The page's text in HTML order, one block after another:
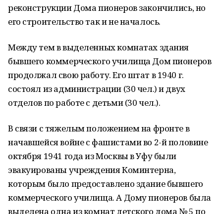
реконструкции Дома пионеров закончились, но
его строительство так и не началось.
Между тем в выделенных комнатах здания
бывшего коммерческого училища Дом пионеров
продолжал свою работу. Его штат в 1940 г.
состоял из администрации (30 чел.) и двух
отделов по работе с детьми (30 чел.).
В связи с тяжелым положением на фронте в
начавшейся войне с фашистами во 2-й половине
октября 1941 года из Москвы в Уфу были
эвакуированы учреждения Коминтерна,
которым было предоставлено здание бывшего
коммерческого училища. А Дому пионеров была
выделена одна из комнат детского дома № 5 по